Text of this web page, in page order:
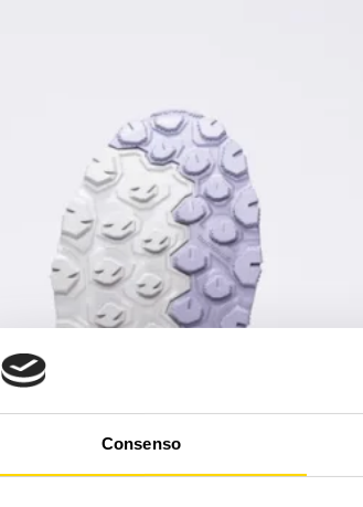
Consenso